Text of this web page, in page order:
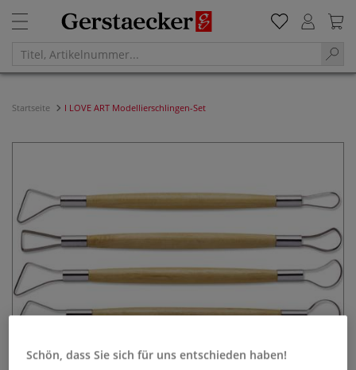
Startseite I LOVE ART Modellierschlingen-Set
Schön, dass Sie sich für uns entschieden haben!